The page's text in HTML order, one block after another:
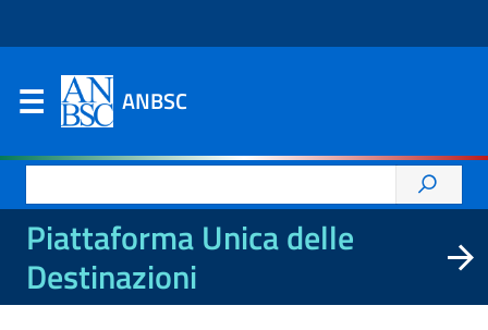
ANBSC
per:
Piattaforma Unica delle
Destinazioni